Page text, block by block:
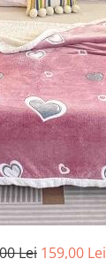
2
2
3D,
Lei 159,00 Lei